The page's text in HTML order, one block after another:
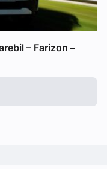
– Farizon –